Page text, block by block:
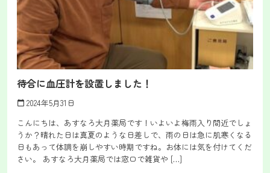
待合に血圧計を設置しました！
calendar_today 2024年5月31日
こんにちは、あすなろ大月薬局です！いよいよ梅雨入り間近でしょ
うか？晴れた日は真夏のような日差しで、雨の日は急に肌寒くなる
日もあって体調を崩しやすい時期ですね。お体には気を付けてくだ
さい。 あすなろ大月薬局では窓口で雑貨や […]